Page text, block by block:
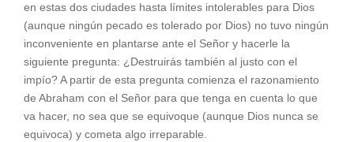
en estas dos ciudades hasta límites intolerables para Dios
(aunque ningún pecado es tolerado por Dios) no tuvo ningún
inconveniente en plantarse ante el Señor y hacerle la
siguiente pregunta: ¿Destruirás también al justo con el
impío? A partir de esta pregunta comienza el razonamiento
de Abraham con el Señor para que tenga en cuenta lo que
va hacer, no sea que se equivoque (aunque Dios nunca se
equivoca) y cometa algo irreparable.